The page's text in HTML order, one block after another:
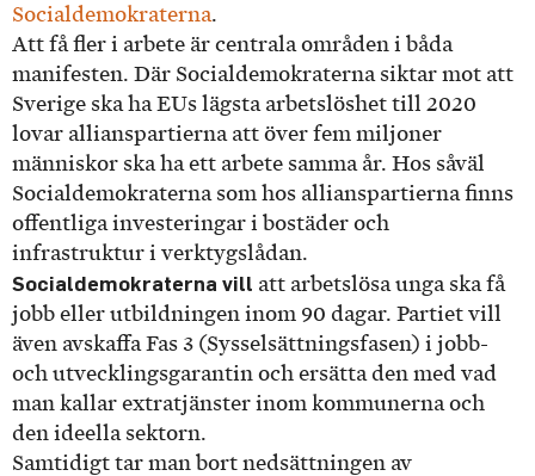
Socialdemokraterna.
Att få fler i arbete är centrala områden i båda
manifesten. Där Socialdemokraterna siktar mot att
Sverige ska ha EUs lägsta arbetslöshet till 2020
lovar allianspartierna att över fem miljoner
människor ska ha ett arbete samma år. Hos såväl
Socialdemokraterna som hos allianspartierna finns
offentliga investeringar i bostäder och
infrastruktur i verktygslådan.
Socialdemokraterna vill att arbetslösa unga ska få
jobb eller utbildningen inom 90 dagar. Partiet vill
även avskaffa Fas 3 (Sysselsättningsfasen) i jobb-
och utvecklingsgarantin och ersätta den med vad
man kallar extratjänster inom kommunerna och
den ideella sektorn.
Samtidigt tar man bort nedsättningen av